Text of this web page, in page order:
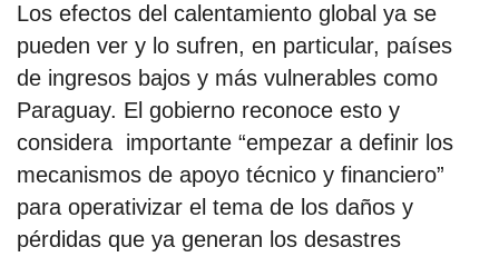
Los efectos del calentamiento global ya se
pueden ver y lo sufren, en particular, países
de ingresos bajos y más vulnerables como
Paraguay. El gobierno reconoce esto y
considera importante “empezar a definir los
mecanismos de apoyo técnico y financiero”
para operativizar el tema de los daños y
pérdidas que ya generan los desastres